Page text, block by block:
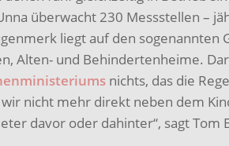
überwacht 230 Messstellen –
liegt auf den sogenannten
Alten- und Behindertenheime.
nichts, das die
wir nicht mehr direkt neben dem
davor oder dahinter“, sagt Tom